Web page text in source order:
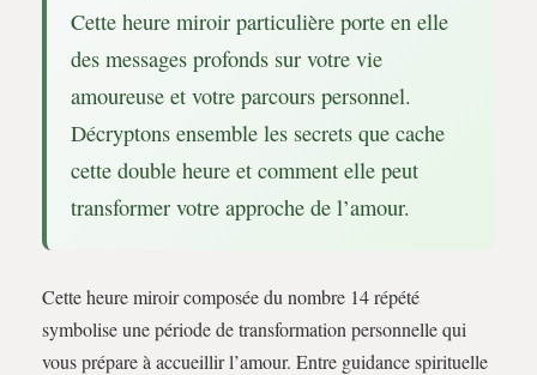
Cette heure miroir particulière porte en elle
des messages profonds sur votre vie
amoureuse et votre parcours personnel.
Décryptons ensemble les secrets que cache
cette double heure et comment elle peut
transformer votre approche de l’amour.
Cette heure miroir composée du nombre 14 répété
symbolise une période de transformation personnelle qui
vous prépare à accueillir l’amour. Entre guidance spirituelle